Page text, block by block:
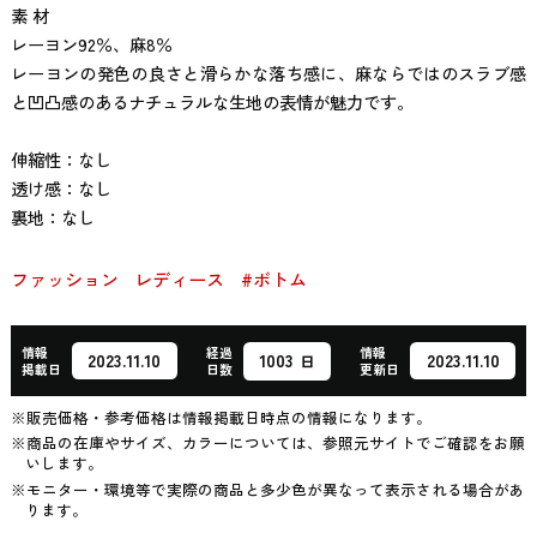
素 材
レーヨン92％、麻8％
レーヨンの発色の良さと滑らかな落ち感に、麻ならではのスラブ感
と凹凸感のあるナチュラルな生地の表情が魅力です。
伸縮性：なし
透け感：なし
裏地：なし
ファッション レディース #ボトム
情報
掲載日
2023.11.10
経過
日数
1003 日
情報
更新日
2023.11.10
※販売価格・参考価格は情報掲載日時点の情報になります。
※商品の在庫やサイズ、カラーについては、参照元サイトでご確認をお願
いします。
※モニター・環境等で実際の商品と多少色が異なって表示される場合があ
ります。